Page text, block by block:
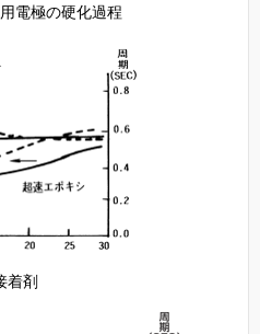
電極の硬化過程
着剤